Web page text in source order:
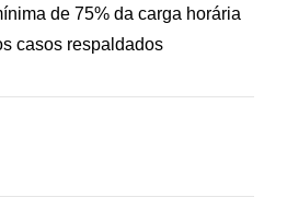
de 75% da carga horária
casos respaldados